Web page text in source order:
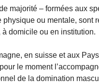
majorité – formées aux
ou mentale, sont
domicile ou en institution.
en suisse et aux
le moment
de la domination